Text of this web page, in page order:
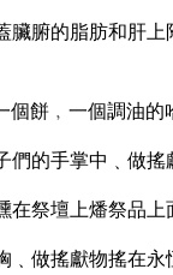
臟腑的脂肪和肝
餅﹐一個調油的
的手掌中﹑做搖
祭壇上燔祭品
做搖獻物搖在永